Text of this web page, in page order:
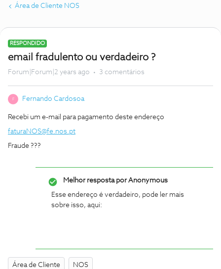
Área de Cliente NOS
RESPONDIDO
email fradulento ou verdadeiro ?
Forum|Forum|2 years ago 3 comentários
F Fernando Cardosoa
Recebi um e-mail para pagamento deste endereço
faturaNOS@fe.nos.pt
Fraude ???
Melhor resposta porAnonymous
Esse endereço é verdadeiro, pode ler mais
sobre isso, aqui:
Área de Cliente NOS